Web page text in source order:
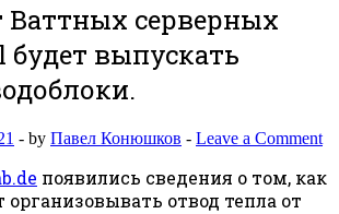
Ваттных серверных
выпускать
- by Павел Конюшков - Leave a Comment
появились сведения о том, как
отвод тепла от